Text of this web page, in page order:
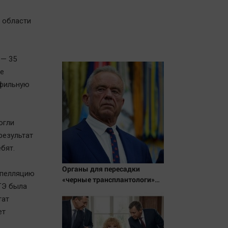
— 35
была
Органы для пересадки
«черные трансплантологи»
пациентов